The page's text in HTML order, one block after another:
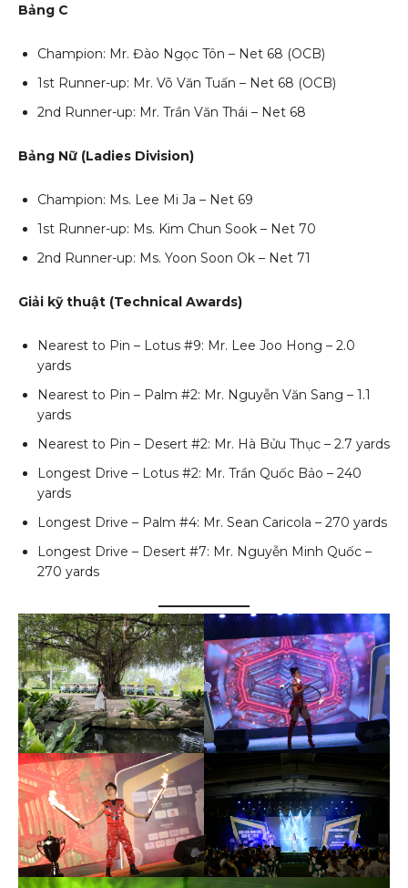
Bảng C
Champion: Mr. Đào Ngọc Tôn – Net 68 (OCB)
1st Runner-up: Mr. Võ Văn Tuấn – Net 68 (OCB)
2nd Runner-up: Mr. Trần Văn Thái – Net 68
Bảng Nữ (Ladies Division)
Champion: Ms. Lee Mi Ja – Net 69
1st Runner-up: Ms. Kim Chun Sook – Net 70
2nd Runner-up: Ms. Yoon Soon Ok – Net 71
Giải kỹ thuật (Technical Awards)
Nearest to Pin – Lotus #9: Mr. Lee Joo Hong – 2.0
yards
Nearest to Pin – Palm #2: Mr. Nguyễn Văn Sang – 1.1
yards
Nearest to Pin – Desert #2: Mr. Hà Bửu Thục – 2.7 yards
Longest Drive – Lotus #2: Mr. Trần Quốc Bảo – 240
yards
Longest Drive – Palm #4: Mr. Sean Caricola – 270 yards
Longest Drive – Desert #7: Mr. Nguyễn Minh Quốc –
270 yards